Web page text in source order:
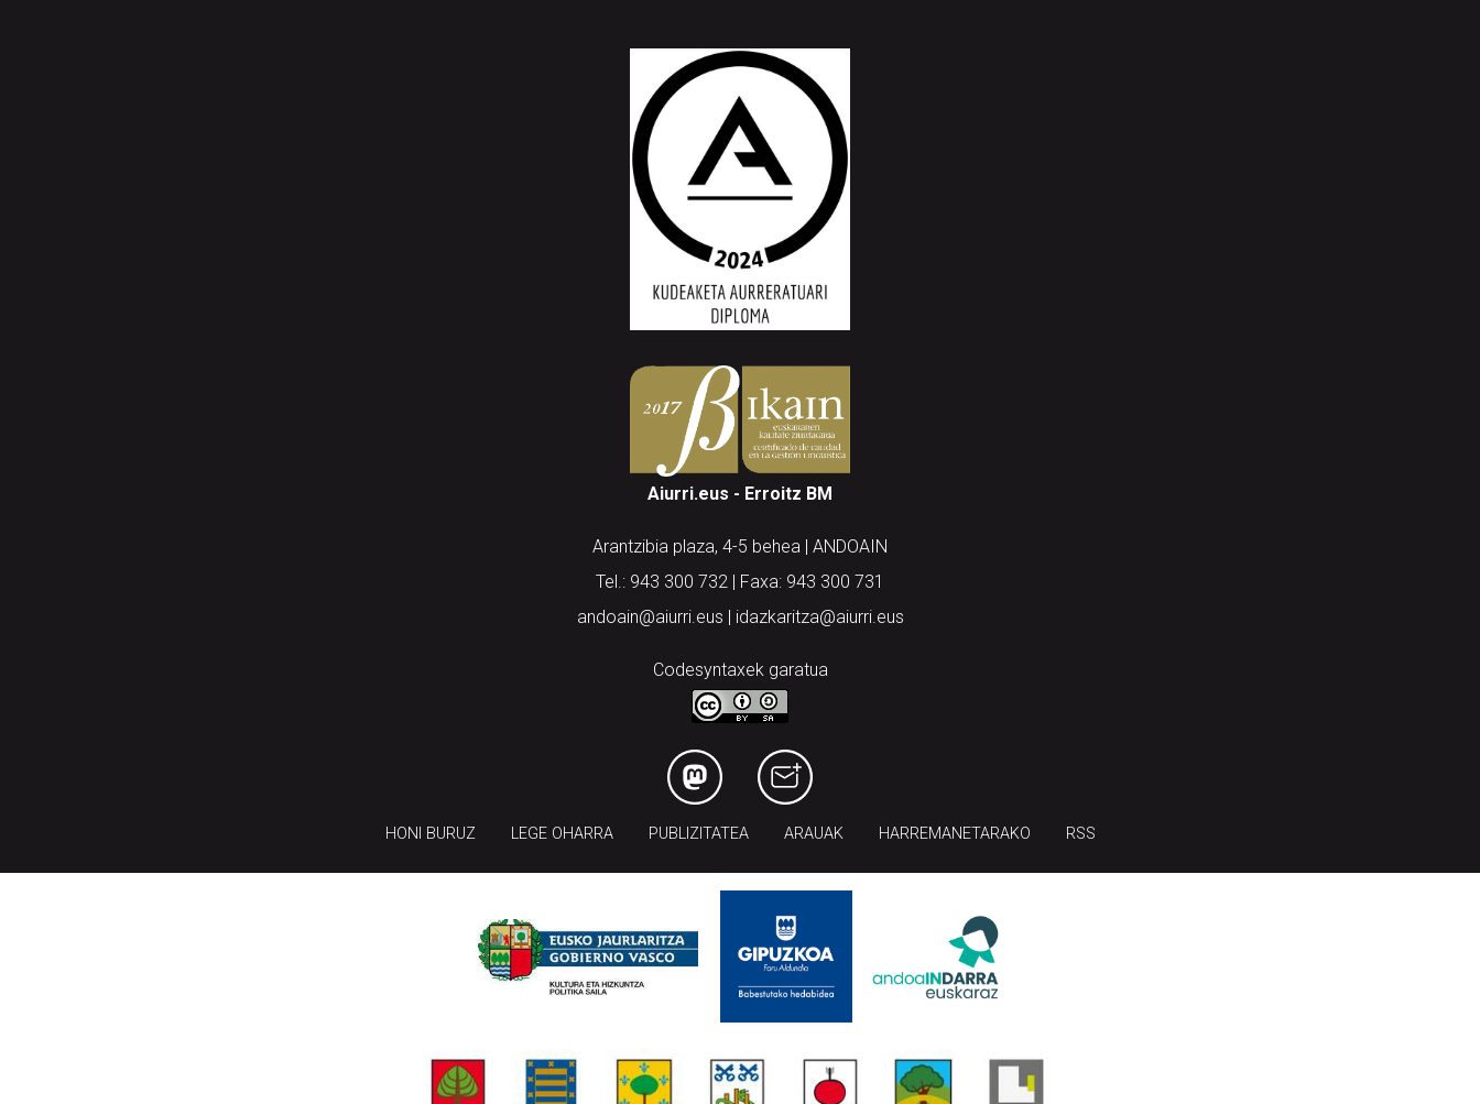
Aiurri.eus - Erroitz BM
Arantzibia plaza, 4-5 behea | ANDOAIN
Tel.: 943 300 732 | Faxa: 943 300 731
andoain@aiurri.eus | idazkaritza@aiurri.eus
Codesyntaxek garatua
HONI BURUZ LEGE OHARRA PUBLIZITATEA ARAUAK HARREMANETARAKO RSS